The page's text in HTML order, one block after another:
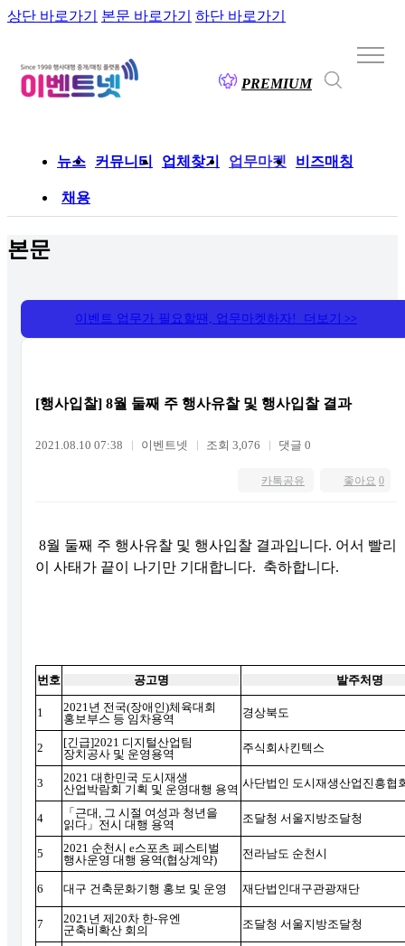
상단 바로가기 본문 바로가기 하단 바로가기
PREMIUM
뉴스 커뮤니티 업체찾기 업무마켓 비즈매칭
채용
본문
이벤트 업무가 필요할땐, 업무마켓하자! 더보기 >>
[행사입찰] 8월 둘째 주 행사유찰 및 행사입찰 결과
2021.08.10 07:38 이벤트넷 조회 3,076 댓글 0
좋아요 0
카톡공유
8월 둘째 주 행사유찰 및 행사입찰 결과입니다. 어서 빨리
이 사태가 끝이 나기만 기대합니다. 축하합니다.
번호 공고명 발주처명
1 2021년 전국(장애인)체육대회
홍보부스 등 임차용역
경상북도
2 [긴급]2021 디지털산업팀
장치공사 및 운영용역
주식회사킨텍스
3 2021 대한민국 도시재생
산업박람회 기획 및 운영대행 용역 사단법인 도시재생산업진흥협
4 「 근대, 그 시절 여성과 청년을
읽다 」 전시 대행 용역 조달청 서울지방조달청
5 2021 순천시 e스포츠 페스티벌
행사운영 대행 용역(협상계약) 전라남도 순천시
6 대구 건축문화기행 홍보 및 운영 재단법인대구관광재단
7 2021년 제20차 한-유엔
군축비확산 회의
조달청 서울지방조달청